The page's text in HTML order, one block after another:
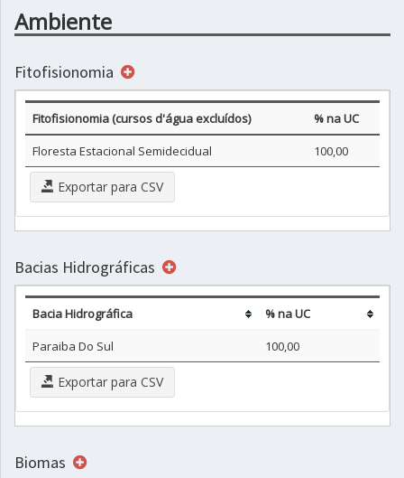
Ambiente
Fitofisionomia
Fitofisionomia (cursos d'água excluídos)
% na UC
Floresta Estacional Semidecidual
100,00
Exportar para CSV
Bacias Hidrográficas
Bacia Hidrográfica
% na UC
Paraiba Do Sul
100,00
Exportar para CSV
Biomas